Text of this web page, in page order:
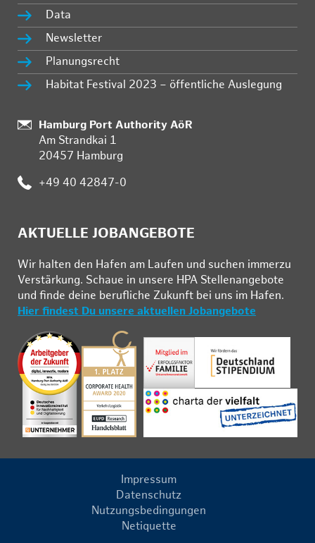
Data
Newsletter
Planungsrecht
Habitat Festival 2023 – öffentliche Auslegung
:
Hamburg Port Authority AöR
Am Strandkai 1
20457 Hamburg
: +49 40 42847-0
AKTUELLE JOBANGEBOTE
Wir hal­ten den Ha­fen am Lau­fen und su­chen im­mer­zu
Ver­stär­kung. Schau­e in un­se­re HPA Stel­len­an­ge­bo­te
und fin­de deine be­ruf­li­che Zu­kunft bei uns im Ha­fen.
Hier findest Du unsere aktuellen Jobangebote
Impressum
Datenschutz
Nutzungsbedingungen
Netiquette